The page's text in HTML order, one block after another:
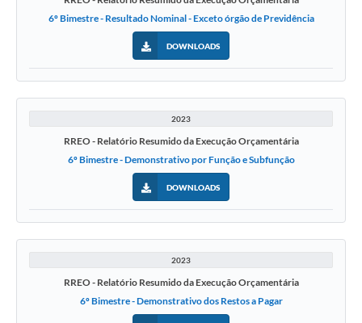
6º Bimestre - Resultado Nominal - Exceto órgão de Previdência
DOWNLOADS
2023
RREO - Relatório Resumido da Execução Orçamentária
6º Bimestre - Demonstrativo por Função e Subfunção
DOWNLOADS
2023
RREO - Relatório Resumido da Execução Orçamentária
6º Bimestre - Demonstrativo dos Restos a Pagar